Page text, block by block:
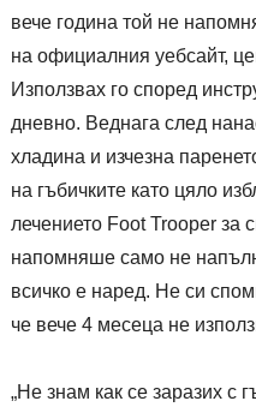
вече година той не
на официалния уебсайт,
Използвах го според
дневно. Веднага след
хладина и изчезна
на гъбичките като цяло
лечението Foot Trooper за
напомняше само не
всичко е наред. Не си
че вече 4 месеца не
„Не знам как се заразих с